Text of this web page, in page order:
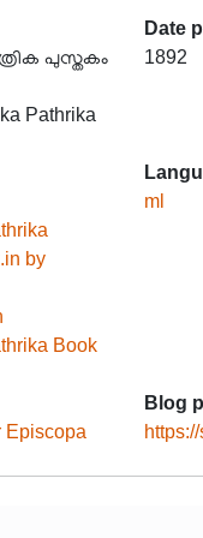
പുസ്തകം
Pathrika
Date
1892
by
Book
ml
Episcopa
Blog